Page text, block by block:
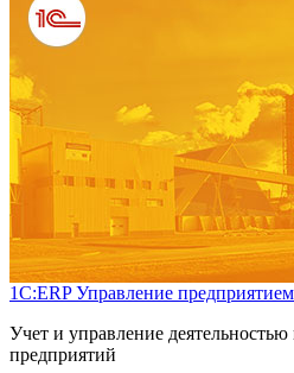
1С:ERP Управление
Учет и управление
предприятий